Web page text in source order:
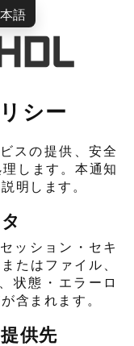
語
シー
スの提供、安全
します。本通知
明します。
ッション・セキ
たはファイル、
状態・エラーロ
含まれます。
供先